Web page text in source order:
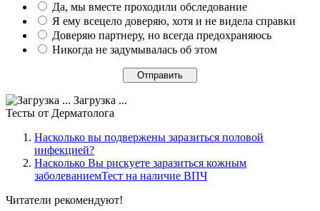
Да, мы вместе проходили обследование
Я ему всецело доверяю, хотя и не видела справки
Доверяю партнеру, но всегда предохраняюсь
Никогда не задумывалась об этом
Загрузка ...
Тесты от Дерматолога
Насколько вы подвержены заразиться половой
инфекцией?
Насколько Вы рискуете заразиться кожным
заболеваниемТест на наличие ВПЧ
Читатели рекомендуют!